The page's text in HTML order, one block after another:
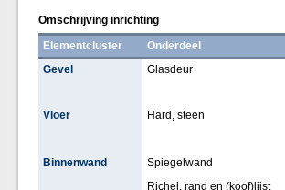
Omschrijving inrichting
Elementcluster
Onderdeel
Gevel
Glasdeur
Vloer Hard, steen
Binnenwand Spiegelwand
Richel, rand en (koof)lijst